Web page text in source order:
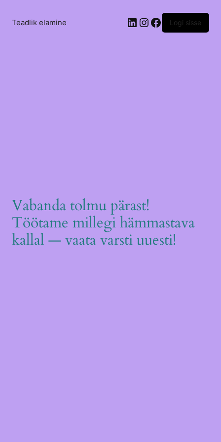
Teadlik elamine LinkedIn
Instagram
Facebook
Logi sisse
Vabanda tolmu pärast!
Töötame millegi hämmastava
kallal — vaata varsti uuesti!